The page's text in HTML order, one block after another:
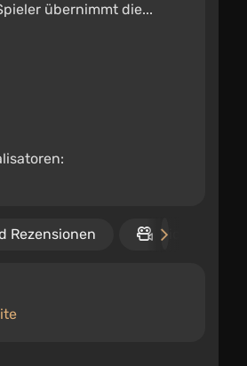
übernimmt die...
Rezensionen Video